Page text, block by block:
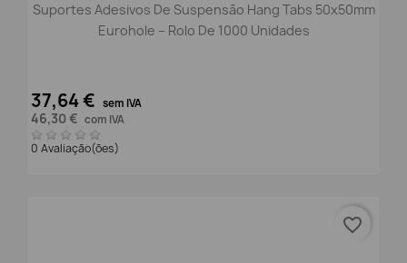
Suportes Adesivos De Suspensão Hang Tabs 50x50mm
Eurohole – Rolo De 1000 Unidades
37,64 € sem IVA
46,30 € com IVA
0 Avaliação(ões)
favorite_border